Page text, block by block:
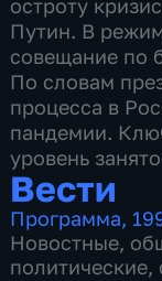
остроту
Путин. В
совещание по
По словам
процесса в
пандемии.
уровень
Вести
Программа,
Новостные,
политические,